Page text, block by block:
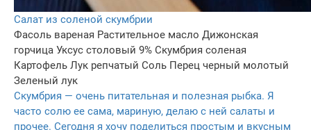
Салат из соленой скумбрии
Фасоль вареная Растительное масло Дижонская
горчица Уксус столовый 9% Скумбрия соленая
Картофель Лук репчатый Соль Перец черный молотый
Зеленый лук
Скумбрия — очень питательная и полезная рыбка. Я
часто солю ее сама, мариную, делаю с ней салаты и
прочее. Сегодня я хочу поделиться простым и вкусным